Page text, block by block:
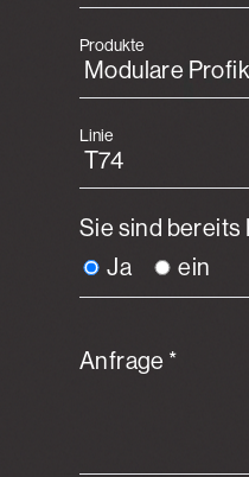
Produkte
Linie
Sie sind bereits
Ja
ein
Anfrage *